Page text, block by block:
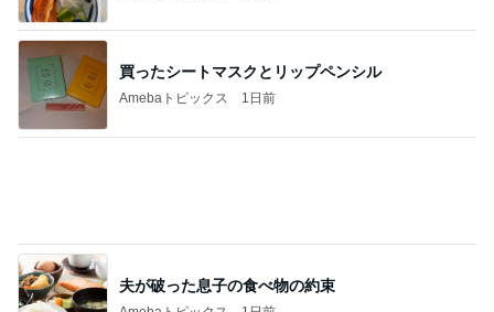
買ったシートマスクとリップペンシル
Amebaトピックス 1日前
夫が破った息子の食べ物の約束